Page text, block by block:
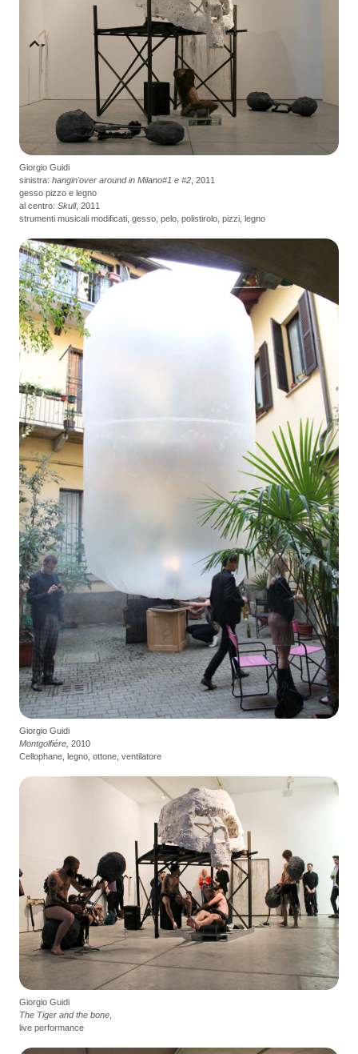
Giorgio Guidi
sinistra: hangin'over around in Milano#1 e #2 , 2011
gesso pizzo e legno
al centro: Skull, 2011
strumenti musicali modificati, gesso, pelo, polistirolo, pizzi, legno
Giorgio Guidi
Montgolfiére, 2010
Cellophane, legno, ottone, ventilatore
Giorgio Guidi
The Tiger and the bone
live performance